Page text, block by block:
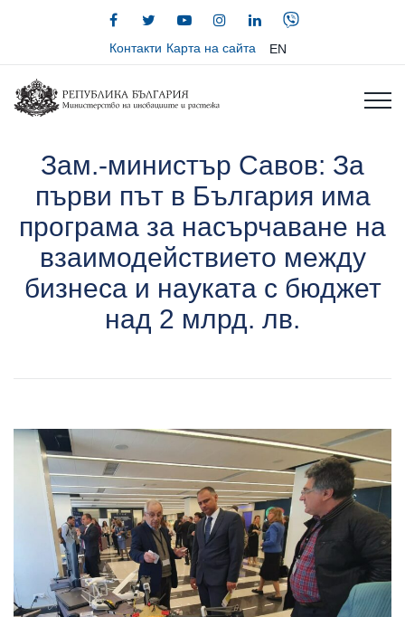
Контакти Карта на сайта EN
Зам.-министър Савов: За
първи път в България има
програма за насърчаване на
взаимодействието между
бизнеса и науката с бюджет
над 2 млрд. лв.